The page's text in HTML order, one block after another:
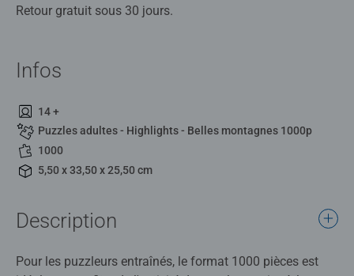
Retour gratuit sous 30 jours.
Infos
14 +
Puzzles adultes - Highlights - Belles montagnes 1000p
1000
5,50 x 33,50 x 25,50 cm
Description
Pour les puzzleurs entraînés, le format 1000 pièces est